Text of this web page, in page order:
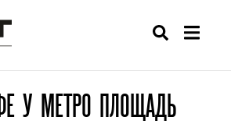
У МЕТРО ПЛОЩАДЬ